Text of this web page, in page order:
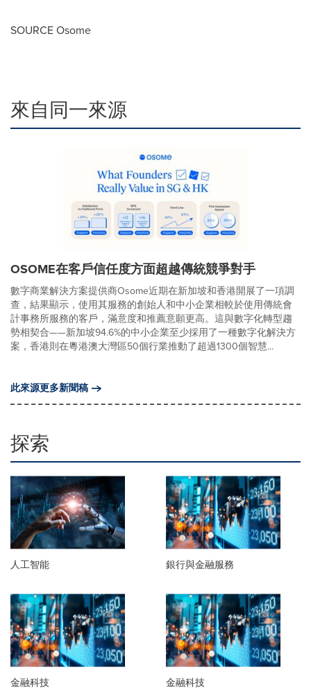
SOURCE Osome
來自同一來源
OSOME在客戶信任度方面超越傳統競爭對手
數字商業解決方案提供商Osome近期在新加坡和香港開展了一項調
查，結果顯示，使用其服務的創始人和中小企業相較於使用傳統會
計事務所服務的客戶，滿意度和推薦意願更高。這與數字化轉型趨
勢相契合——新加坡94.6%的中小企業至少採用了一種數字化解決方
案，香港則在粵港澳大灣區50個行業推動了超過1300個智慧...
此來源更多新聞稿
探索
人工智能 銀行與金融服務
金融科技 金融科技